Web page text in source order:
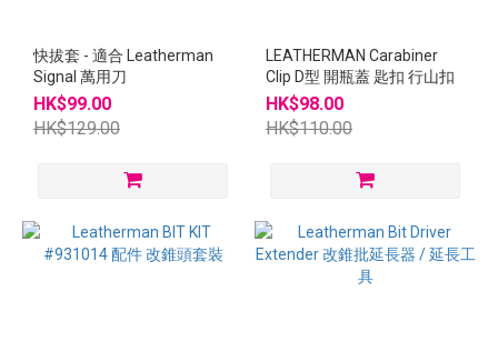
快拔套 - 適合 Leatherman
Signal 萬用刀
HK$99.00
HK$129.00
LEATHERMAN Carabiner
Clip D型 開瓶蓋 匙扣 行山扣
HK$98.00
HK$110.00